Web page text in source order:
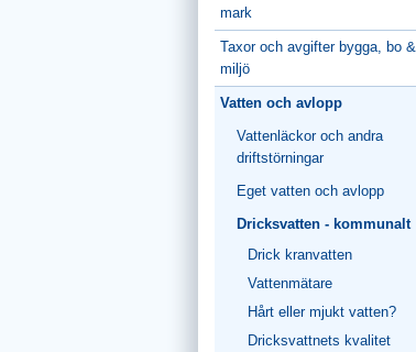
mark
Taxor och avgifter bygga, bo &
miljö
Vatten och avlopp
Vattenläckor och andra
driftstörningar
Eget vatten och avlopp
Dricksvatten - kommunalt
Drick kranvatten
Vattenmätare
Hårt eller mjukt vatten?
Dricksvattnets kvalitet